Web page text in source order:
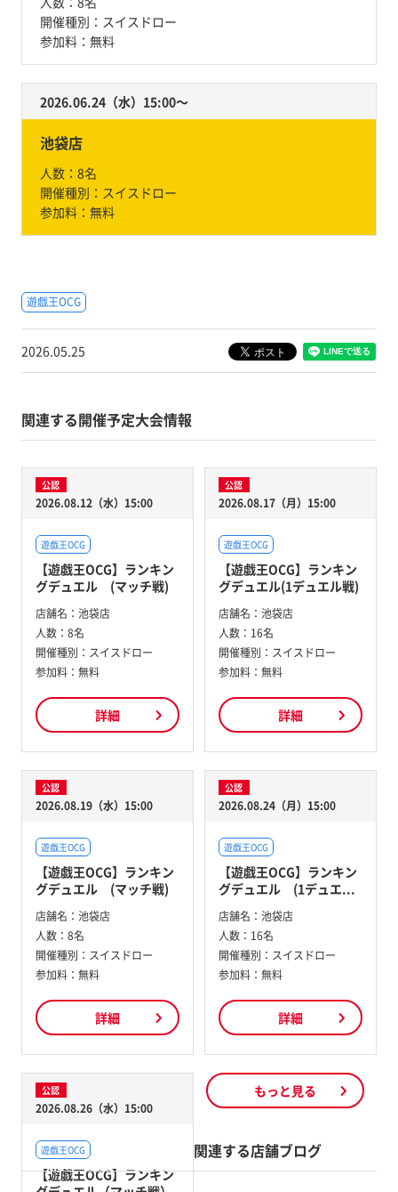
開催種別： スイスドロー
参加料： 無料
2026.06.24（水）15:00〜
池袋店
人数： 8名
開催種別： スイスドロー
参加料： 無料
遊戯王OCG
2026.05.25
関連する開催予定大会情報
公認
2026.08.12（水）15:00
遊戯王OCG
【遊戯王OCG】ランキン
グデュエル (マッチ戦)
店舗名： 池袋店
人数： 8名
開催種別： スイスドロー
参加料： 無料
詳細
公認
2026.08.17（月）15:00
遊戯王OCG
【遊戯王OCG】ランキン
グデュエル(1デュエル戦)
店舗名： 池袋店
人数： 16名
開催種別： スイスドロー
参加料： 無料
詳細
公認
2026.08.19（水）15:00
遊戯王OCG
【遊戯王OCG】ランキン
グデュエル (マッチ戦)
店舗名： 池袋店
人数： 8名
開催種別： スイスドロー
参加料： 無料
詳細
公認
2026.08.24（月）15:00
遊戯王OCG
【遊戯王OCG】ランキン
グデュエル (1デュエ...
店舗名： 池袋店
人数： 16名
開催種別： スイスドロー
参加料： 無料
詳細
公認
2026.08.26（水）15:00
遊戯王OCG
【遊戯王OCG】ランキン
もっと見る
関連する店舗ブログ